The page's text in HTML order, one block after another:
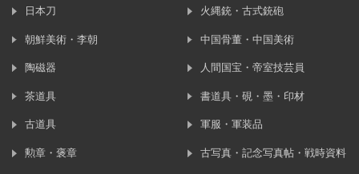
日本刀 火縄銃・古式銃砲
朝鮮美術・李朝 中国骨董・中国美術
陶磁器 人間国宝・帝室技芸員
茶道具 書道具・硯・墨・印材
古道具 軍服・軍装品
勲章・褒章 古写真・記念写真帖・戦時資料